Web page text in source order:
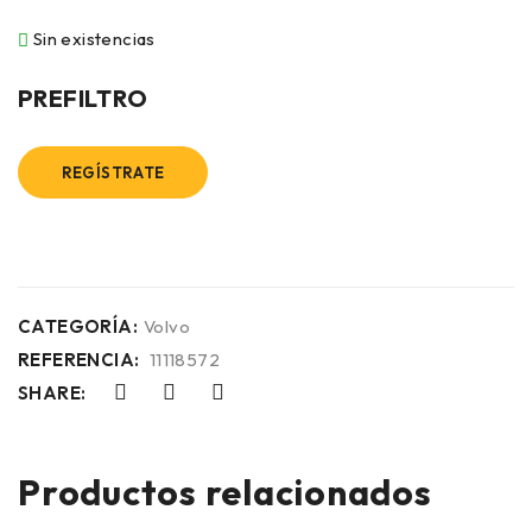
Sin existencias
PREFILTRO
REGÍSTRATE
CATEGORÍA: Volvo
REFERENCIA: 11118572
SHARE:
Productos relacionados